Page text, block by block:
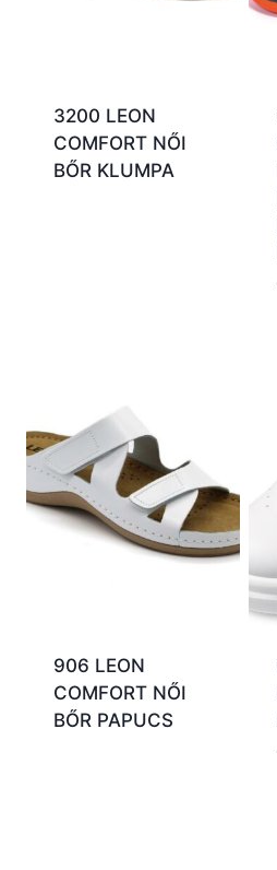
3200 LEON
COMFORT NŐI
BŐR KLUMPA
906 LEON
COMFORT NŐI
BŐR PAPUCS